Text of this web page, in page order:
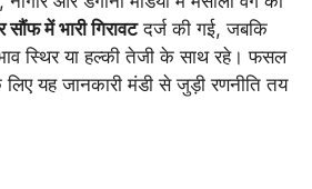
सौंफ में भारी गिरावटदर्ज की गई, जबकि
स्थिर या हल्की तेजी के साथ रहे। फसल
लिए यह जानकारी मंडी से जुड़ी रणनीति तय